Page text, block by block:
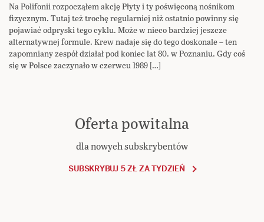
Na Polifonii rozpocząłem akcję Płyty i ty poświęconą nośnikom
fizycznym. Tutaj też trochę regularniej niż ostatnio powinny się
pojawiać odpryski tego cyklu. Może w nieco bardziej jeszcze
alternatywnej formule. Krew nadaje się do tego doskonale – ten
zapomniany zespół działał pod koniec lat 80. w Poznaniu. Gdy coś
się w Polsce zaczynało w czerwcu 1989 […]
Oferta powitalna
dla nowych subskrybentów
SUBSKRYBUJ 5 ZŁ ZA TYDZIEŃ